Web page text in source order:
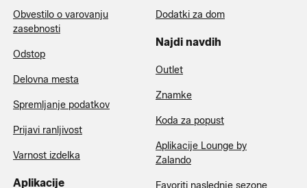
Obvestilo o varovanju
zasebnosti
Odstop
Delovna mesta
Spremljanje podatkov
Prijavi ranljivost
Varnost izdelka
Aplikacije
Dodatki za dom
Najdi navdih
Outlet
Znamke
Koda za popust
Aplikacije Lounge by
Zalando
Favoriti naslednje sezone